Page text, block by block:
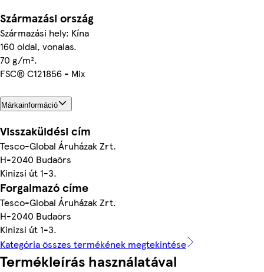
Származási ország
Származási hely: Kína
160 oldal, vonalas.
70 g/m².
FSC® C121856 - Mix
Márkainformáció
Visszaküldési cím
Tesco-Global Áruházak Zrt.
H-2040 Budaörs
Kinizsi út 1-3.
Forgalmazó címe
Tesco-Global Áruházak Zrt.
H-2040 Budaörs
Kinizsi út 1-3.
Kategória összes termékének megtekintése
Termékleírás használatával